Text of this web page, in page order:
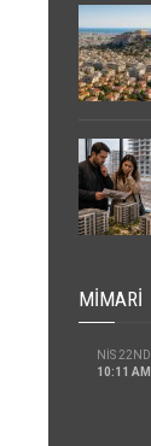
MIMARI
NIS 22ND
10:11 AM